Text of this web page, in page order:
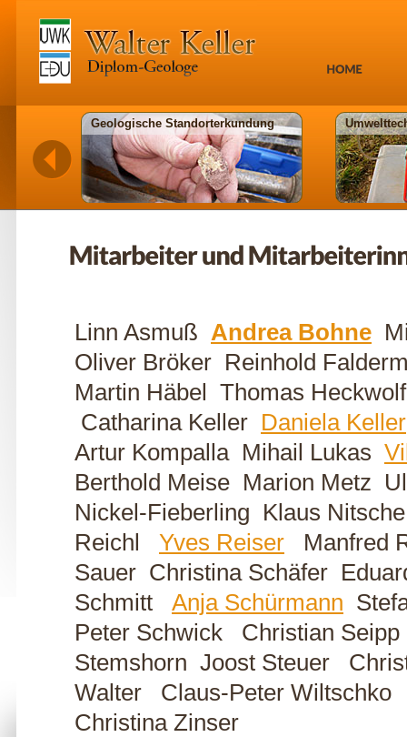
Geologische Standorterkundung
Linn Asmuß Andrea Bohne
Oliver Bröker Reinhold
Martin Häbel Thomas
Catharina Keller Daniela Keller
Artur Kompalla Mihail Lukas
Berthold Meise Marion Metz
Nickel-Fieberling Klaus
Reichl Yves Reiser Manfred
Sauer Christina Schäfer
Schmitt Anja Schürmann
Peter Schwick Christian
Stemshorn Joost Steuer
Walter Claus-Peter
Christina Zinser